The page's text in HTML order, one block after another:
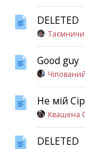
DELETED
Good guy
Не мій
Квашена
DELETED